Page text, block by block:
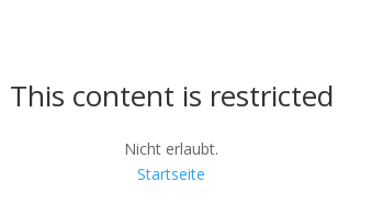
This content is restricted
Nicht erlaubt.
Startseite